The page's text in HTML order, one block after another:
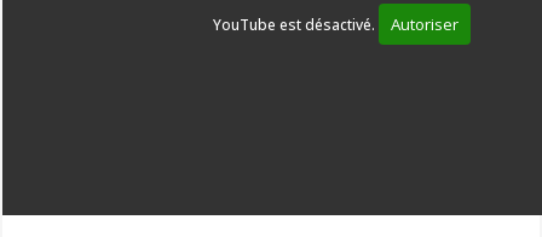
YouTube est désactivé. Autoriser